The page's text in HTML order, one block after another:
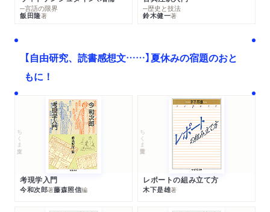
─言語の限界
飯田隆著
─歴史と技法
鈴木健一著
【自由研究、読書感想文……】夏休みの宿題のおと
もに！
ちくま文庫
考現学入門
今和次郎著藤森照信編
ちくま学芸文庫
レポートの組み立て方
木下是雄著